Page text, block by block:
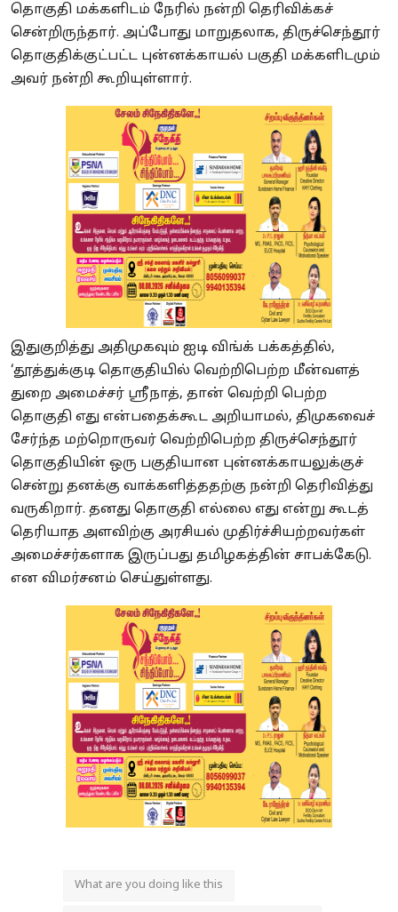
தொகுதி மக்களிடம் நேரில் நன்றி தெரிவிக்கச்
சென்றிருந்தார். அப்போது மாறுதலாக, திருச்செந்தூர்
தொகுதிக்குட்பட்ட புன்னக்காயல் பகுதி மக்களிடமும்
அவர் நன்றி கூறியுள்ளார்.
இதுகுறித்து அதிமுகவும் ஐடி விங்க் பக்கத்தில்,
‘தூத்துக்குடி தொகுதியில் வெற்றிபெற்ற மீன்வளத்
துறை அமைச்சர் ஸ்ரீநாத், தான் வெற்றி பெற்ற
தொகுதி எது என்பதைக்கூட அறியாமல், திமுகவைச்
சேர்ந்த மற்றொருவர் வெற்றிபெற்ற திருச்செந்தூர்
தொகுதியின் ஒரு பகுதியான புன்னக்காயலுக்குச்
சென்று தனக்கு வாக்களித்ததற்கு நன்றி தெரிவித்து
வருகிறார். தனது தொகுதி எல்லை எது என்று கூடத்
தெரியாத அளவிற்கு அரசியல் முதிர்ச்சியற்றவர்கள்
அமைச்சர்களாக இருப்பது தமிழகத்தின் சாபக்கேடு.
என விமர்சனம் செய்துள்ளது.
What are you doing like this